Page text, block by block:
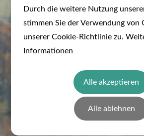
Durch die weitere Nutzung
stimmen Sie der Verwendung von
unserer Cookie-Richtlinie zu.
Informationen
Alle akzeptieren
Alle ablehnen